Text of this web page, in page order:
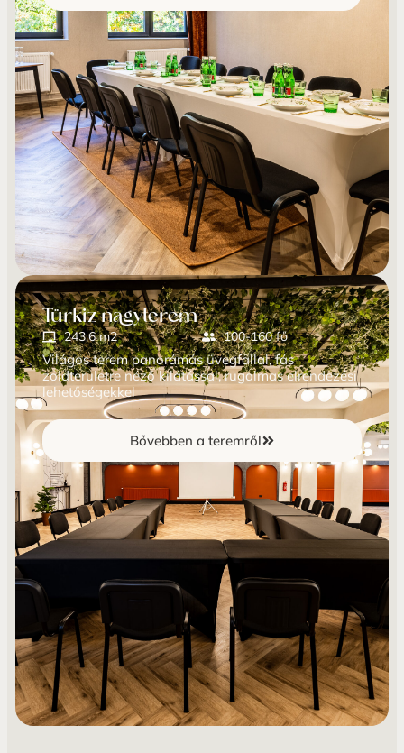
Türkiz nagyterem
243,6 m2 100-160 fő
Világos terem panorámás üvegfallal, fás
zöldterületre néző kilátással, rugalmas elrendezési
lehetőségekkel
Bővebben a teremről